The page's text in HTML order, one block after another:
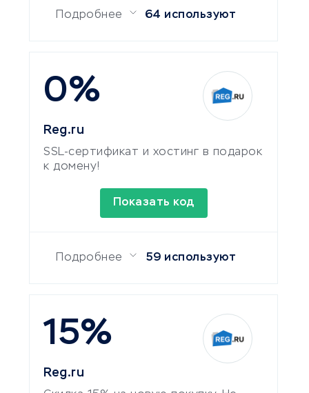
Подробнее 64 используют
0%
Reg.ru
SSL-сертификат и хостинг в подарок
к домену!
Показать код
Подробнее 59 используют
15%
Reg.ru